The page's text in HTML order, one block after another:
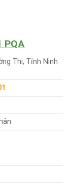
PQA
Thi, Tỉnh Ninh